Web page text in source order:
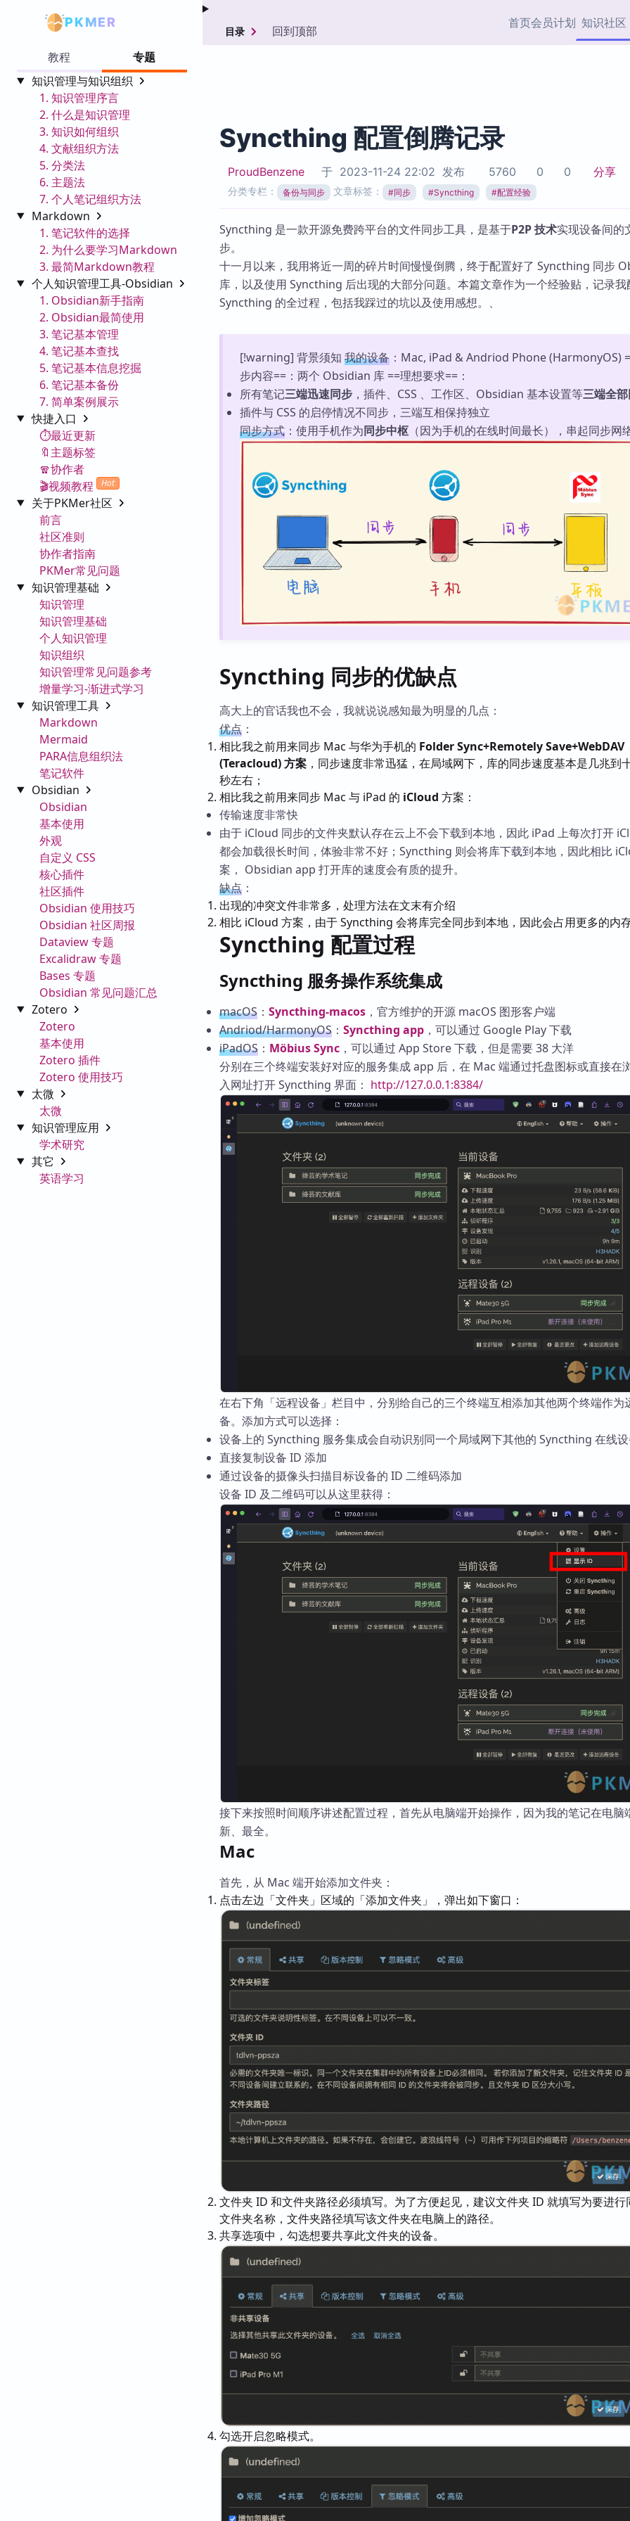
PKMER 首页会员计划 知识社区
Obsidian 专题
Obsidian 社区插
知识管理
载
加速访问 Obsidian 官方
市场
Zotero 插件 挂
ZK
教程
专题
知识管理与知识组织
1. 知识管理序言
2. 什么是知识管理
3. 知识如何组织
4. 文献组织方法
5. 分类法
6. 主题法
7. 个人笔记组织方法
Markdown
1. 笔记软件的选择
2. 为什么要学习Markdown
3. 最简Markdown教程
个人知识管理工具-Obsidian
1. Obsidian新手指南
2. Obsidian最简使用
3. 笔记基本管理
4. 笔记基本查找
5. 笔记基本信息挖掘
6. 笔记基本备份
7. 简单案例展示
快捷入口
⏱️最近更新
🔖主题标签
🧣协作者
🎬视频教程
Hot
关于PKMer社区
前言
社区准则
协作者指南
PKMer常见问题
知识管理基础
知识管理
知识管理基础
个人知识管理
知识组织
知识管理常见问题参考
增量学习-渐进式学习
知识管理工具
Markdown
Mermaid
PARA信息组织法
笔记软件
Obsidian
Obsidian
基本使用
外观
自定义 CSS
核心插件
社区插件
Obsidian 使用技巧
Obsidian 社区周报
Dataview 专题
Excalidraw 专题
Bases 专题
Obsidian 常见问题汇总
Zotero
Zotero
基本使用
Zotero 插件
Zotero 使用技巧
太微
太微
知识管理应用
学术研究
其它
英语学习
目录 回到顶部
Syncthing 配置倒腾记录
ProudBenzene 于 2023-11-24 22:02 发布 5760 0 0 分享
分类专栏： 备份与同步 文章标签： #同步 #Syncthing #配置经验
Syncthing 是一款开源免费跨平台的文件同步工具，是基于P2P 技术实现设备间的
步。
十一月以来，我用将近一周的碎片时间慢慢倒腾，终于配置好了 Syncthing 同步
库，以及使用 Syncthing 后出现的大部分问题。本篇文章作为一个经验贴，记录我
Syncthing 的全过程，包括我踩过的坑以及使用感想。、
[!warning] 背景须知 我的设备：Mac, iPad & Andriod Phone (HarmonyOS)
步内容==：两个 Obsidian 库 ==理想要求==：
所有笔记三端迅速同步，插件、CSS 、工作区、Obsidian 基本设置等三端全
插件与 CSS 的启停情况不同步，三端互相保持独立
同步方式：使用手机作为同步中枢（因为手机的在线时间最长），串起同步网
Syncthing 同步的优缺点
高大上的官话我也不会，我就说说感知最为明显的几点：
优点 ：
相比我之前用来同步 Mac 与华为手机的 Folder Sync+Remotely Save+WebDAV
(Teracloud) 方案 ，同步速度非常迅猛，在局域网下，库的同步速度基本是几兆到
秒左右；
相比我之前用来同步 Mac 与 iPad 的 iCloud 方案：
传输速度非常快
由于 iCloud 同步的文件夹默认存在云上不会下载到本地，因此 iPad 上每次打开
都会加载很长时间，体验非常不好；Syncthing 则会将库下载到本地，因此相比
案， Obsidian app 打开库的速度会有质的提升。
缺点 ：
出现的冲突文件非常多，处理方法在文末有介绍
相比 iCloud 方案，由于 Syncthing 会将库完全同步到本地，因此会占用更多的内
Syncthing 配置过程
Syncthing 服务操作系统集成
macOS ： Syncthing-macos ，官方维护的开源 macOS 图形客户端
Andriod/HarmonyOS ： Syncthing app ，可以通过 Google Play 下载
iPadOS ： Möbius Sync ，可以通过 App Store 下载，但是需要 38 大洋
分别在三个终端安装好对应的服务集成 app 后，在 Mac 端通过托盘图标或直接在
入网址打开 Syncthing 界面： http://127.0.0.1:8384/
在右下角「远程设备」栏目中，分别给自己的三个终端互相添加其他两个终端作为
备。添加方式可以选择：
设备上的 Syncthing 服务集成会自动识别同一个局域网下其他的 Syncthing 在线
直接复制设备 ID 添加
通过设备的摄像头扫描目标设备的 ID 二维码添加
设备 ID 及二维码可以从这里获得：
接下来按照时间顺序讲述配置过程，首先从电脑端开始操作，因为我的笔记在电脑
新、最全。
Mac
首先，从 Mac 端开始添加文件夹：
点击左边「文件夹」区域的「添加文件夹」，弹出如下窗口：
文件夹 ID 和文件夹路径必须填写。为了方便起见，建议文件夹 ID 就填写为要进行
文件夹名称，文件夹路径填写该文件夹在电脑上的路径。
共享选项中，勾选想要共享此文件夹的设备。
勾选开启忽略模式。